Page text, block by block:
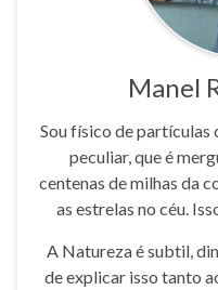
Manel
Sou físico de partículas
peculiar, que é
centenas de milhas da
as estrelas no céu.
A Natureza é subtil,
de explicar isso tanto